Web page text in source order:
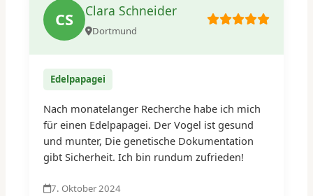
CS Clara Schneider
Dortmund
Edelpapagei
Nach monatelanger Recherche habe ich mich
für einen Edelpapagei. Der Vogel ist gesund
und munter, Die genetische Dokumentation
gibt Sicherheit. Ich bin rundum zufrieden!
7. Oktober 2024